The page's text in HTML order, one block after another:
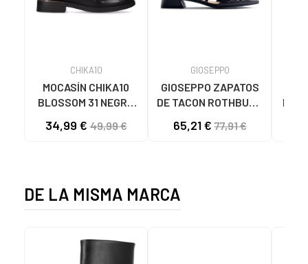
CHIKA10
MOCASÍN CHIKA10
BLOSSOM 31 NEGRO
34,99 €49,99 €
GIOSEPPO
GIOSEPPO ZAPATOS
DE TACON ROTHBURY
BAILARINA PIEL
65,21 €77,91 €
DE LA MISMA MARCA